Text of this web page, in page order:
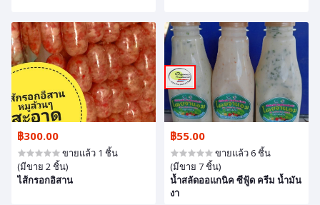
฿300.00
ขายแล้ว 1 ชิ้น
(มีขาย 2 ชิ้น)
ไส้กรอกอิสาน
฿55.00
ขายแล้ว 6 ชิ้น
(มีขาย 7 ชิ้น)
น้ำสลัดออแกนิค ซีฟู้ด ครีม น้ำมัน
งา